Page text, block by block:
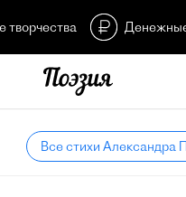
творчества
Все стихи Александра